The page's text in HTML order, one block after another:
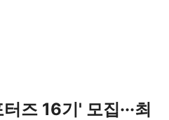
즈 16기' 모집···최